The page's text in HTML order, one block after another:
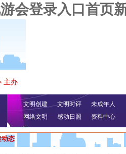
会登录入口首页
主办
文明创建 文明时评
未成年人
网络文明
感动日照 资料中心
动态